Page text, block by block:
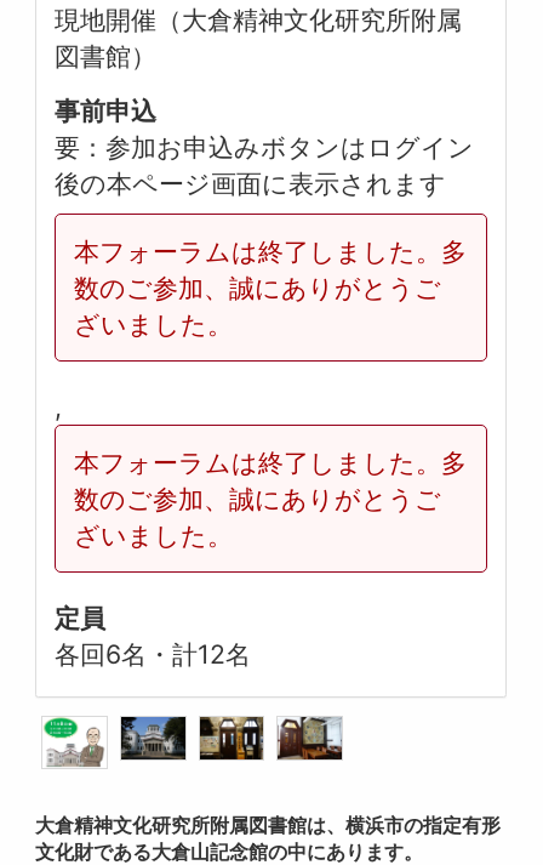
現地開催（大倉精神文化研究所附属
図書館）
事前申込
要：参加お申込みボタンはログイン
後の本ページ画面に表示されます
本フォーラムは終了しました。多
数のご参加、誠にありがとうご
ざいました。
,
本フォーラムは終了しました。多
数のご参加、誠にありがとうご
ざいました。
定員
各回6名・計12名
大倉精神文化研究所附属図書館は、横浜市の指定有形
文化財である大倉山記念館の中にあります。